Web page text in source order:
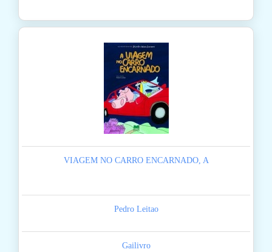
VIAGEM NO CARRO ENCARNADO, A
Pedro Leitao
Gailivro